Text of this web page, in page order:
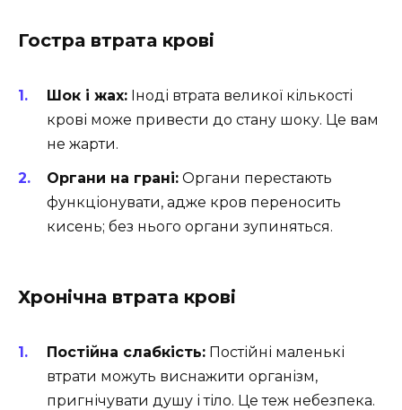
Гостра втрата крові
Шок і жах: Іноді втрата великої кількості
крові може привести до стану шоку. Це вам
не жарти.
Органи на грані: Органи перестають
функціонувати, адже кров переносить
кисень; без нього органи зупиняться.
Хронічна втрата крові
Постійна слабкість: Постійні маленькі
втрати можуть виснажити організм,
пригнічувати душу і тіло. Це теж небезпека.